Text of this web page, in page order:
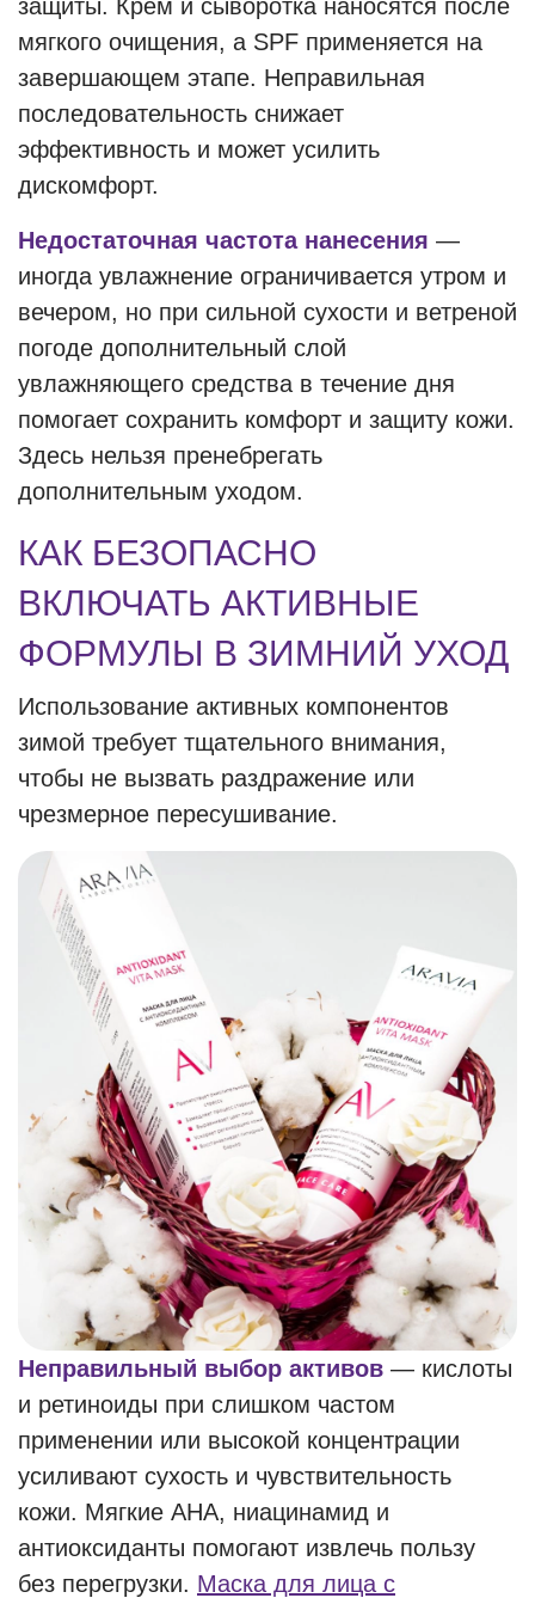
защиты. Крем и сыворотка наносятся после
мягкого очищения, а SPF применяется на
завершающем этапе. Неправильная
последовательность снижает
эффективность и может усилить
дискомфорт.
Недостаточная частота нанесения —
иногда увлажнение ограничивается утром и
вечером, но при сильной сухости и ветреной
погоде дополнительный слой
увлажняющего средства в течение дня
помогает сохранить комфорт и защиту кожи.
Здесь нельзя пренебрегать
дополнительным уходом.
КАК БЕЗОПАСНО
ВКЛЮЧАТЬ АКТИВНЫЕ
ФОРМУЛЫ В ЗИМНИЙ УХОД
Использование активных компонентов
зимой требует тщательного внимания,
чтобы не вызвать раздражение или
чрезмерное пересушивание.
Неправильный выбор активов — кислоты
и ретиноиды при слишком частом
применении или высокой концентрации
усиливают сухость и чувствительность
кожи. Мягкие AHA, ниацинамид и
антиоксиданты помогают извлечь пользу
без перегрузки. Маска для лица с